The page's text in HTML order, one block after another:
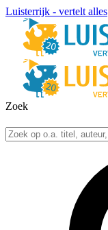
Luisterrijk - vertelt alles
Zoek